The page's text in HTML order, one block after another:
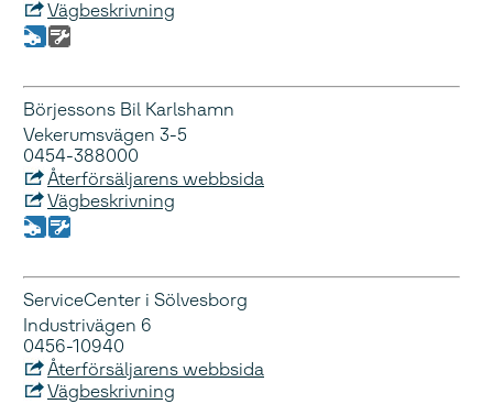
Vägbeskrivning
Börjessons Bil Karlshamn
Vekerumsvägen 3-5
0454-388000
Återförsäljarens webbsida
Vägbeskrivning
ServiceCenter i Sölvesborg
Industrivägen 6
0456-10940
Återförsäljarens webbsida
Vägbeskrivning